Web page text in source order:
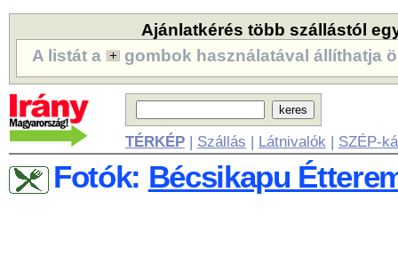
Ajánlatkérés több szállástól
A listát a
gombok használatával állíthatja
TÉRKÉP| Szállás | Látnivalók | SZÉP-
Fotók: Bécsikapu